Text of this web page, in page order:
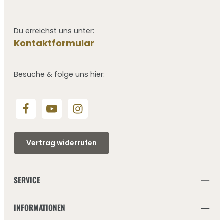
Du erreichst uns unter:
Kontaktformular
Besuche & folge uns hier:
Vertrag widerrufen
SERVICE
INFORMATIONEN